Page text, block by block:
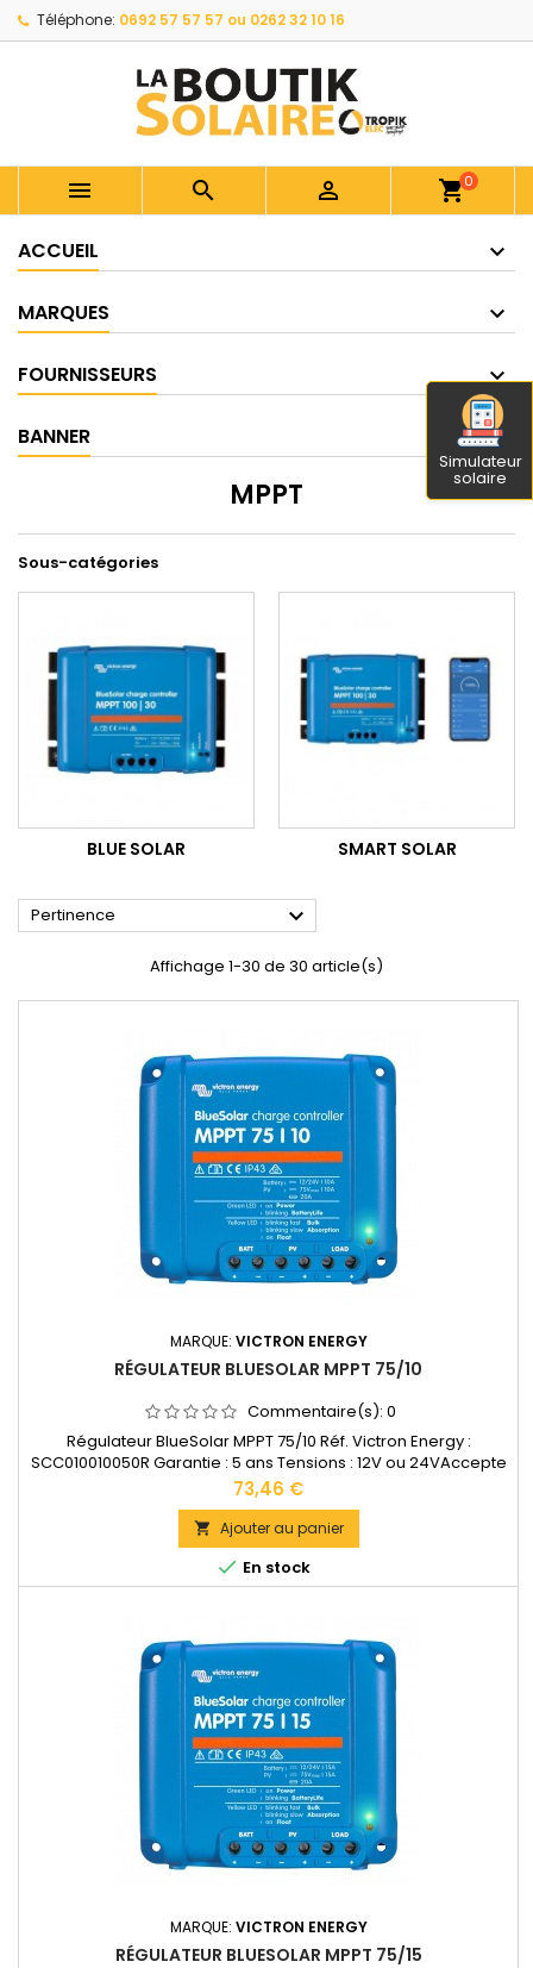
Téléphone: 0692 57 57 57 ou 0262 32 10 16
   shopping_cart0
ACCUEIL
MARQUES
FOURNISSEURS
BANNER
MPPT
Sous-catégories
BLUE SOLAR SMART SOLAR
Pertinence 
Affichage 1-30 de 30 article(s)
MARQUE: VICTRON ENERGY
RÉGULATEUR BLUESOLAR MPPT 75/10
Commentaire(s): 0
Régulateur BlueSolar MPPT 75/10 Réf. Victron Energy :
SCC010010050R Garantie : 5 ans Tensions : 12V ou 24VAccepte
en 12V jusqu'à 145W de panneaux solaires. Accepte en 24V
jusqu'à 290W de panneaux solaires.Bornes de puissance: 6
mm2 Dimensions : 100 x 113 x 40 mm Poids : 0,5kg
Documentation technique disponible dans les "DOCUMENTS
JOINTS".
Prix
73,46 €
 Ajouter au panier
 En stock
MARQUE: VICTRON ENERGY
RÉGULATEUR BLUESOLAR MPPT 75/15
Simulateur
solaire